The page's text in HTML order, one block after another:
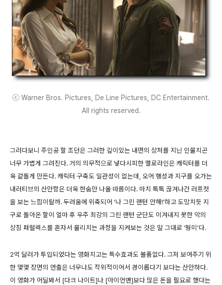
ⓒ Warner Bros. Pictures, De Line Pictures, DC Entertainment.
All rights reserved.
그러다보니 주인공 할 조던은 그러한 깊이있는 내면의 상처를 지닌 인물치곤
너무 가볍게 그려진다. 거의 의무적으로 넣다시피한 멜로라인은 캐릭터를 더
욱 겉돌게 만든다. 캐릭터 구축도 일관성이 없는데, 오어 행성과 지구를 오가는
내러티브의 산만함은 더욱 한숨만 나올 따름이다. 마치 툭툭 끊겨나간 러프컷
을 보는 느낌이랄까. 두려움에 위축되어 '나 그린 랜턴 안해!'하고 도망치듯 지
구로 돌아온 할이 얼마 후 우주 최강의 그린 랜턴 군단도 이겨내지 못한 악의
상징 패럴렉스를 혼자서 물리치는 과정을 지켜보는 것은 말 그대로 '뭥미'다.
2억 달러가 투입되었다는 영화치고는 특수효과도 볼품없다. 그저 보여주기 위
한 몇몇 장면의 연출은 너무나도 작위적이어서 경이롭다기 보다는 산만하다.
이 영화가 어딜봐서 [다크 나이트]나 [아이언맨]보다 많은 돈을 필요로 했다는